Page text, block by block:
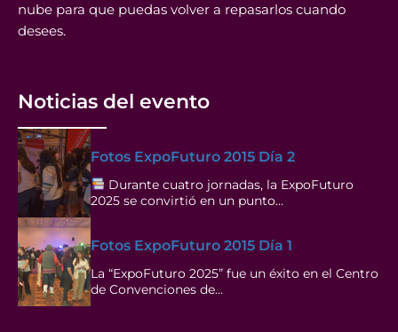
nube para que puedas volver a repasarlos cuando
desees.
Noticias del evento
Fotos ExpoFuturo 2015 Día 2
Durante cuatro jornadas, la ExpoFuturo
2025 se convirtió en un punto…
Fotos ExpoFuturo 2015 Día 1
La “ExpoFuturo 2025” fue un éxito en el Centro
de Convenciones de…